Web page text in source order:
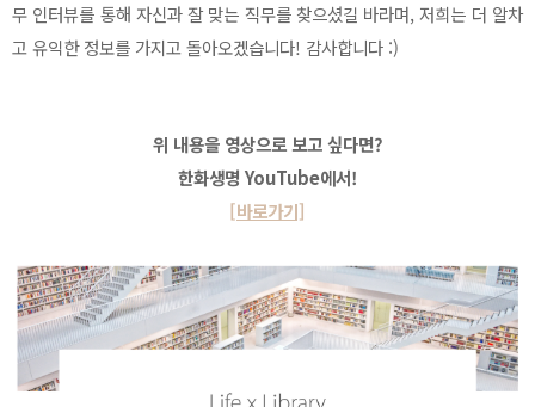
무 인터뷰를 통해 자신과 잘 맞는 직무를 찾으셨길 바라며, 저희는 더 알차
고 유익한 정보를 가지고 돌아오겠습니다! 감사합니다 :)
위 내용을 영상으로 보고 싶다면?
한화생명 YouTube에서!
[바로가기]